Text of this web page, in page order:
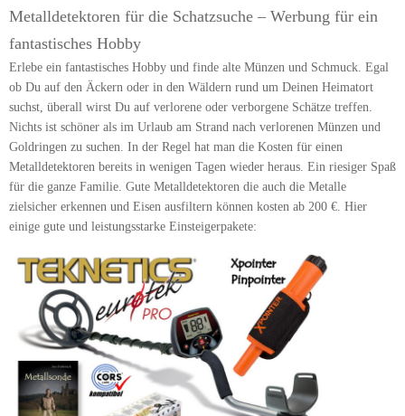
Metalldetektoren für die Schatzsuche – Werbung für ein
fantastisches Hobby
Erlebe ein fantastisches Hobby und finde alte Münzen und Schmuck. Egal
ob Du auf den Äckern oder in den Wäldern rund um Deinen Heimatort
suchst, überall wirst Du auf verlorene oder verborgene Schätze treffen.
Nichts ist schöner als im Urlaub am Strand nach verlorenen Münzen und
Goldringen zu suchen. In der Regel hat man die Kosten für einen
Metalldetektoren bereits in wenigen Tagen wieder heraus. Ein riesiger Spaß
für die ganze Familie. Gute Metalldetektoren die auch die Metalle
zielsicher erkennen und Eisen ausfiltern können kosten ab 200 €. Hier
einige gute und leistungsstarke Einsteigerpakete: